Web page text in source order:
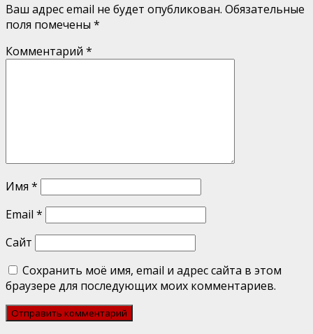
Ваш адрес email не будет опубликован. Обязательные
поля помечены *
Комментарий *
Имя *
Email *
Сайт
Сохранить моё имя, email и адрес сайта в этом
браузере для последующих моих комментариев.